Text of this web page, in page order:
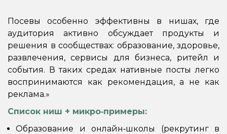
Посевы особенно эффективны в нишах, где
аудитория активно обсуждает продукты и
решения в сообществах: образование, здоровье,
развлечения, сервисы для бизнеса, ритейл и
события. В таких средах нативные посты легко
воспринимаются как рекомендация, а не как
реклама.»
Список ниш + микро‑примеры:
Образование и онлайн‑школы (рекрутинг в